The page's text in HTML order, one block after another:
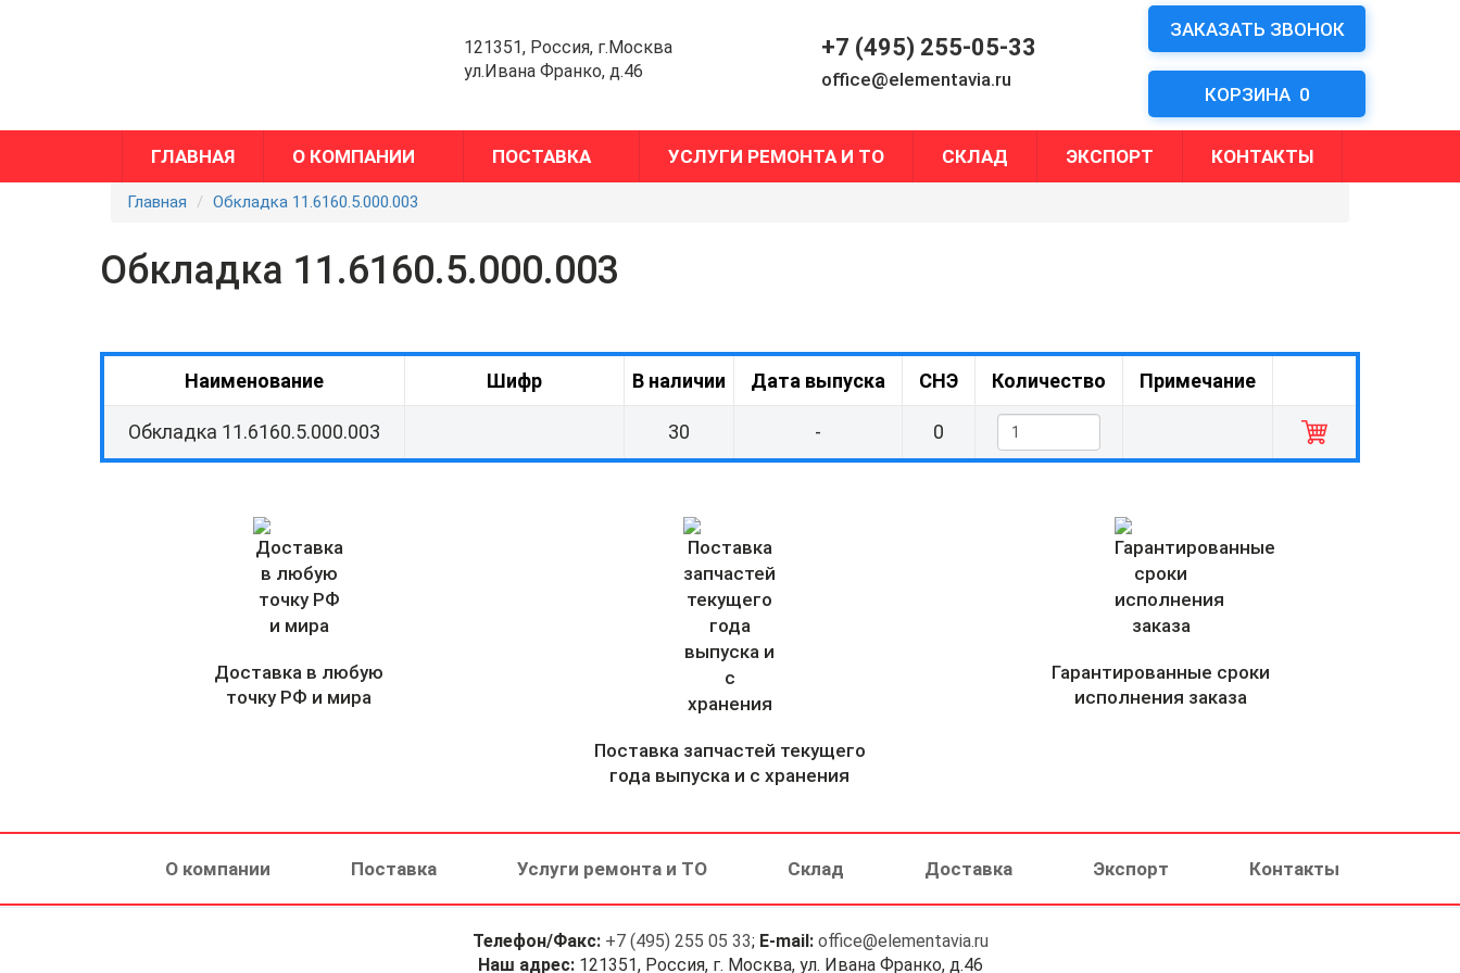
121351, Россия, г.Москва
ул.Ивана Франко, д.46
+7 (495) 255-05-33
office@elementavia.ru
ЗАКАЗАТЬ ЗВОНОК
КОРЗИНА 0
ГЛАВНАЯ О КОМПАНИИ ПОСТАВКА УСЛУГИ РЕМОНТА И ТО СКЛАД ЭКСПОРТ КОНТАКТЫ
Главная Обкладка 11.6160.5.000.003
Обкладка 11.6160.5.000.003
Наименование Шифр В наличии Дата выпуска СНЭ Количество Примечание
Обкладка 11.6160.5.000.003 30 - 0
Доставка в любую
точку РФ и мира
Поставка запчастей текущего
года выпуска и с хранения
Гарантированные сроки
исполнения заказа
О компании Поставка Услуги ремонта и ТО Склад Доставка Экспорт Контакты
Телефон/Факс: +7 (495) 255 05 33; E-mail: office@elementavia.ru
Наш адрес:121351, Россия, г. Москва, ул. Ивана Франко, д.46